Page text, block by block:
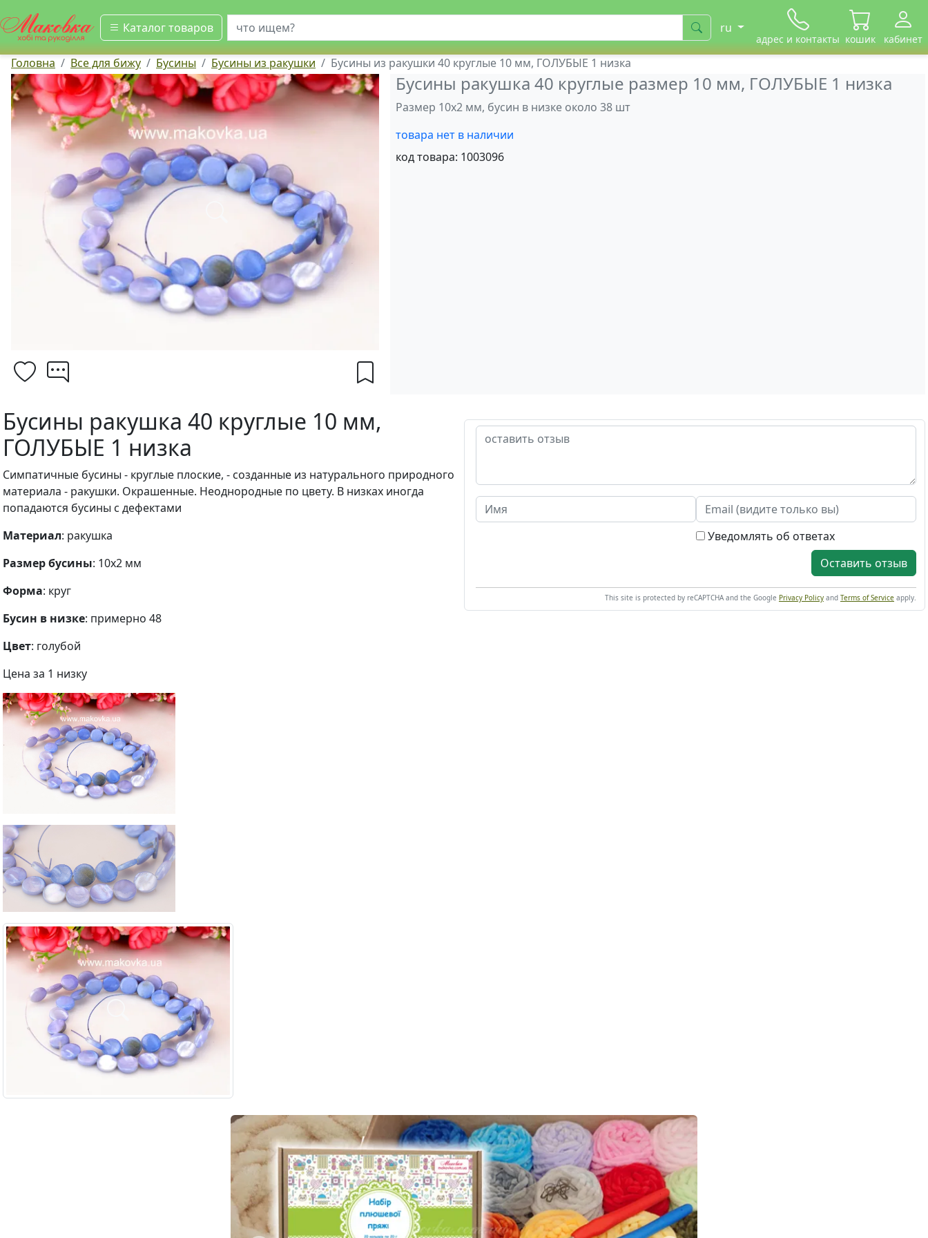
Каталог товаров
искать ru
адрес и контакты кошик кабинет
Головна Все для бижу Бусины Бусины из ракушки Бусины из ракушки 40 круглые 10 мм, ГОЛУБЫЕ 1 низка
Бусины ракушка 40 круглые размер 10 мм, ГОЛУБЫЕ 1 низка
Размер 10х2 мм, бусин в низке около 38 шт
товара нет в наличии
код товара: 1003096
Бусины ракушка 40 круглые 10 мм,
ГОЛУБЫЕ 1 низка
Симпатичные бусины - круглые плоские, - созданные из натурального природного
материала - ракушки. Окрашенные. Неоднородные по цвету. В низках иногда
попадаются бусины с дефектами
Материал: ракушка
Размер бусины: 10х2 мм
Форма: круг
Бусин в низке: примерно 48
Цвет: голубой
Цена за 1 низку
Уведомлять об ответах
Оставить отзыв
This site is protected by reCAPTCHA and the Google Privacy Policy and Terms of Service apply.